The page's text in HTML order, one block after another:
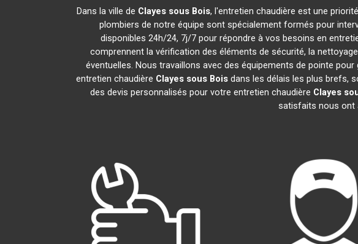
Dans la ville de Clayes sous Bois, l'entretien chaudière est une
plombiers de notre équipe sont spécialement formés pour
disponibles 24h/24, 7j/7 pour répondre à vos besoins en
comprennent la vérification des éléments de sécurité, la
éventuelles. Nous travaillons avec des équipements de pointe
entretien chaudière Clayes sous Bois dans les délais les plus brefs,
des devis personnalisés pour votre entretien chaudière Clayes
satisfaits nous ont